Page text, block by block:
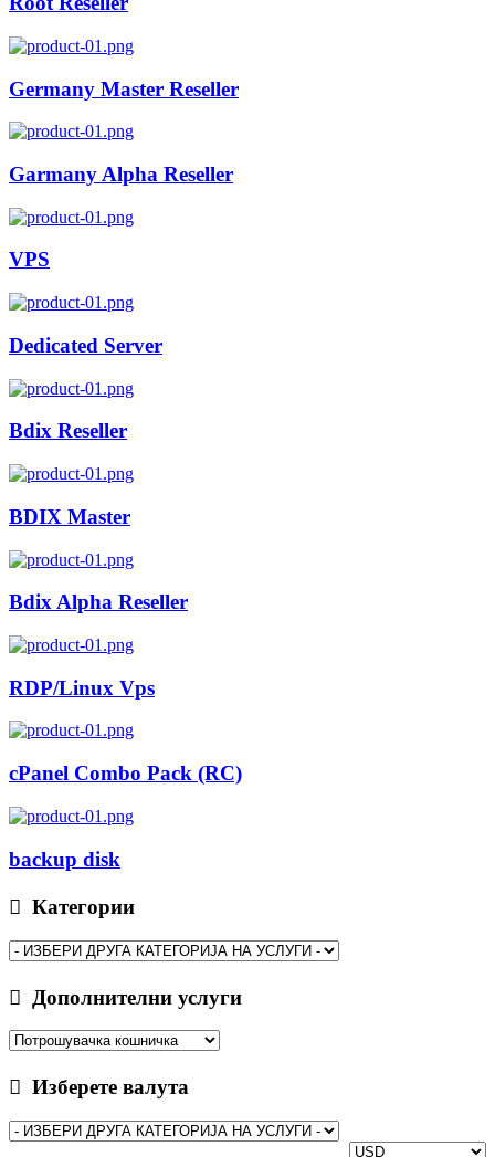
Germany Master Reseller
Garmany Alpha Reseller
VPS
Dedicated Server
Bdix Reseller
BDIX Master
Bdix Alpha Reseller
RDP/Linux Vps
cPanel Combo Pack (RC)
backup disk
Категории
Дополнителни услуги
Изберете валута